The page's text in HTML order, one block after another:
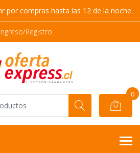
por compras hasta las 12 de la noche.
Ingreso/Registro
0